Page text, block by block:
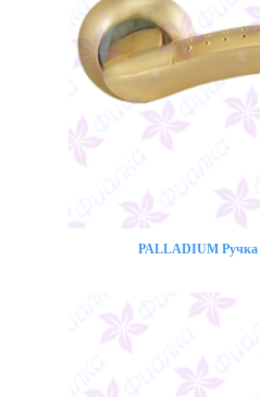
PALLADIUM Ручка